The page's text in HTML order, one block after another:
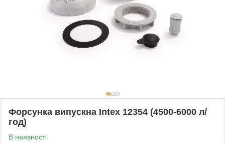
Форсунка випускна Intex 12354 (4500-6000 л/
год)
В наявності